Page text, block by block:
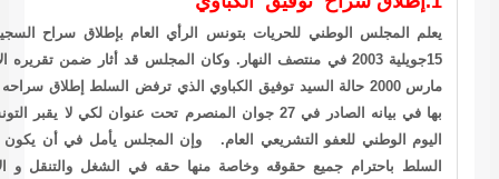
بإطلاق سراح السجين السياسي توفيق الكباوي الذي تم اليوم الثلاثاء
15جويلية 2003 في منتصف النهار. وكان المجلس قد أثار ضمن تقريره الأول عن واقع الحريات في تونس الذي صدر في 15
مارس 2000 حالة السيد توفيق الكباوي الذي ترفض السلط إطلاق سراحه رغم أنه قضى عقوبته منذ 18 جانفي 1999. كما ذكر
27 جوان المنصرم تحت عنوان لكي لا يقبر التونسيون أحياء نطالب بالعفو التشريعي العام بمناسبة
يأمل في أن يكون إطلاق سراح السيد توفيق الكباوي يشير إلى التزام
في الشغل والتنقل و الاتصال والطمأنينة. كما يأمل أن يطلق سراح كافة